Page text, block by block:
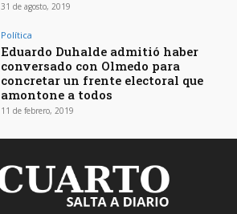
31 de agosto, 2019
Política
Eduardo Duhalde admitió haber
conversado con Olmedo para
concretar un frente electoral que
amontone a todos
11 de febrero, 2019